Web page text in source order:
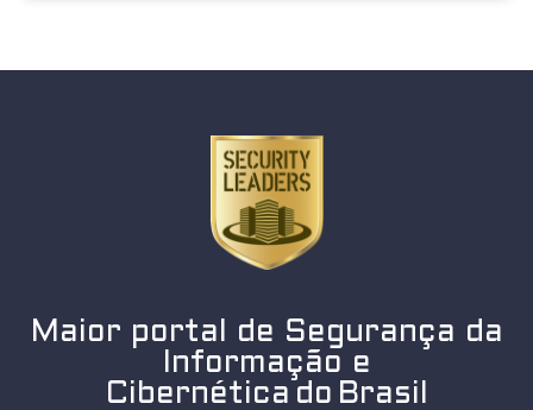
Maior portal de Segurança da
Informação e
Cibernética do Brasil